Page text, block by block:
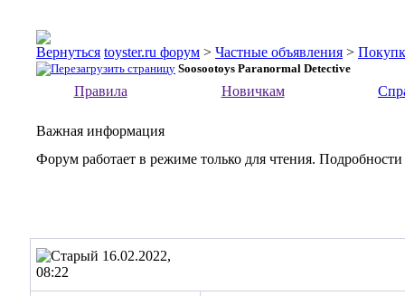
toyster.ru форум > Частные объявления >
Soosootoys Paranormal Detective
Правила Новичкам
Важная информация
Форум работает в режиме только для чтения.
16.02.2022,
08:22